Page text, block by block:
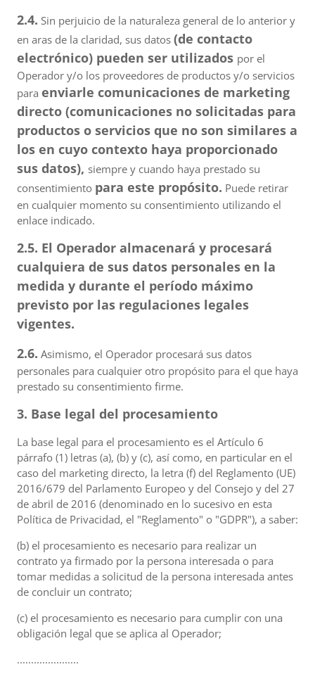
2.4. Sin perjuicio de la naturaleza general de lo anterior y
en aras de la claridad, sus datos (de contacto
electrónico) pueden ser utilizados por el
Operador y/o los proveedores de productos y/o servicios
para enviarle comunicaciones de marketing
directo (comunicaciones no solicitadas para
productos o servicios que no son similares a
los en cuyo contexto haya proporcionado
sus datos), siempre y cuando haya prestado su
consentimiento para este propósito. Puede retirar
en cualquier momento su consentimiento utilizando el
enlace indicado.
2.5. El Operador almacenará y procesará
cualquiera de sus datos personales en la
medida y durante el período máximo
previsto por las regulaciones legales
vigentes.
2.6. Asimismo, el Operador procesará sus datos
personales para cualquier otro propósito para el que haya
prestado su consentimiento firme.
3. Base legal del procesamiento
La base legal para el procesamiento es el Artículo 6
párrafo (1) letras (a), (b) y (c), así como, en particular en el
caso del marketing directo, la letra (f) del Reglamento (UE)
2016/679 del Parlamento Europeo y del Consejo y del 27
de abril de 2016 (denominado en lo sucesivo en esta
Política de Privacidad, el "Reglamento" o "GDPR"), a saber:
(b) el procesamiento es necesario para realizar un
contrato ya firmado por la persona interesada o para
tomar medidas a solicitud de la persona interesada antes
de concluir un contrato;
(c) el procesamiento es necesario para cumplir con una
obligación legal que se aplica al Operador;
......................